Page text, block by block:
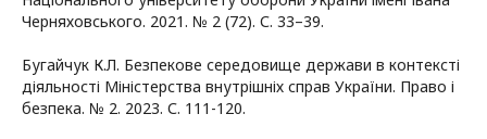
Черняховського. 2021. № 2 (72). С. 33–39.
Бугайчук К.Л. Безпекове середовище держави в контексті
діяльності Міністерства внутрішніх справ України. Право і
безпека. № 2. 2023. С. 111-120.